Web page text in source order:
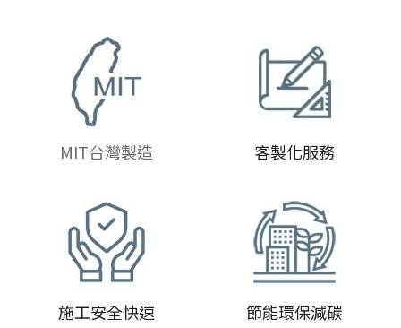
MIT台灣製造 客製化服務
施工安全快速 節能環保減碳